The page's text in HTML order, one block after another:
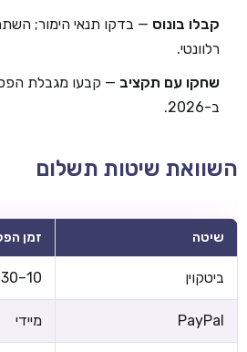
קבלו בונוס
רלוונטי.
שחקו עם תקציב — קבעו מגבלת
ב-2026.
השוואת שיטות תשלום
שיטה זמן
ביטקוין 10–30 דקות
PayPal מיידי